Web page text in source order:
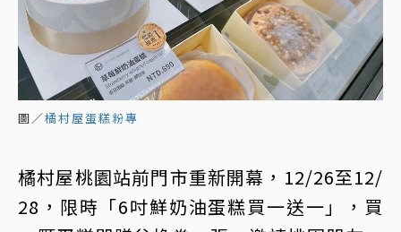
圖／橘村屋蛋糕粉專
橘村屋桃園站前門市重新開幕，12/26至12/
28，限時「6吋鮮奶油蛋糕買一送一」，買